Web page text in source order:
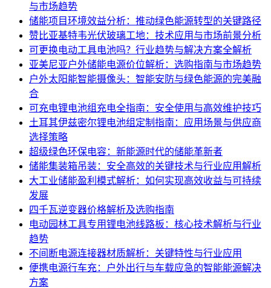
与市场趋势
储能项目环境效益分析：推动绿色能源转型的关键路径
赞比亚基特韦光伏玻璃工地：技术应用与市场前景分析
可更换电动工具电池吗？行业趋势与解决方案全解析
亚美尼亚户外储能电源价位解析：选购指南与市场趋势
户外太阳能智能摄像头：智能安防与绿色能源的完美融
合
可充电锂电池组充电全指南：安全使用与高效维护技巧
土耳其伊兹密尔锂电池组定制指南：应用场景与供应商
选择策略
超级绿色环保电容：新能源时代的储能革新者
储能集装箱吊装：安全高效的关键技术与行业应用解析
大工业储能盈利模式解析：如何实现高效收益与可持续
发展
四千瓦逆变器价格解析及选购指南
电动园林工具专用锂电池线路板：核心技术解析与行业
趋势
不间断电源连接器材质解析：关键特性与行业应用
便携电源行车充：户外出行与车载应急的智能能源解决
方案